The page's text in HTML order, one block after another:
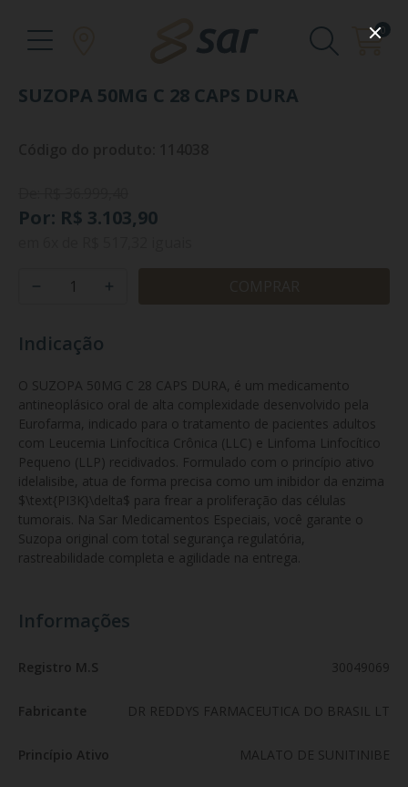
0
SUZOPA 50MG C 28 CAPS DURA
Por: R$ 3.103,90
Indicação
O SUZOPA 50MG C 28 CAPS DURA, é um medicamento
antineoplásico oral de alta complexidade desenvolvido pela
Eurofarma, indicado para o tratamento de pacientes adultos
com Leucemia Linfocítica Crônica (LLC) e Linfoma Linfocítico
Pequeno (LLP) recidivados. Formulado com o princípio ativo
idelalisibe, atua de forma precisa como um inibidor da enzima
$\text{PI3K}\delta$ para frear a proliferação das células
tumorais. Na Sar Medicamentos Especiais, você garante o
Suzopa original com total segurança regulatória,
rastreabilidade completa e agilidade na entrega.
Informações
Registro M.S 30049069
Fabricante DR REDDYS FARMACEUTICA DO BRASIL LT
Princípio Ativo MALATO DE SUNITINIBE